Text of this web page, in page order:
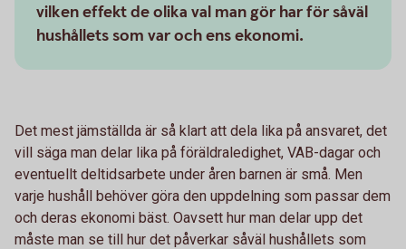
vilken effekt de olika val man gör har för såväl
hushållets som var och ens ekonomi.
Det mest jämställda är så klart att dela lika på ansvaret, det
vill säga man delar lika på föräldraledighet, VAB-dagar och
eventuellt deltidsarbete under åren barnen är små. Men
varje hushåll behöver göra den uppdelning som passar dem
och deras ekonomi bäst. Oavsett hur man delar upp det
måste man se till hur det påverkar såväl hushållets som